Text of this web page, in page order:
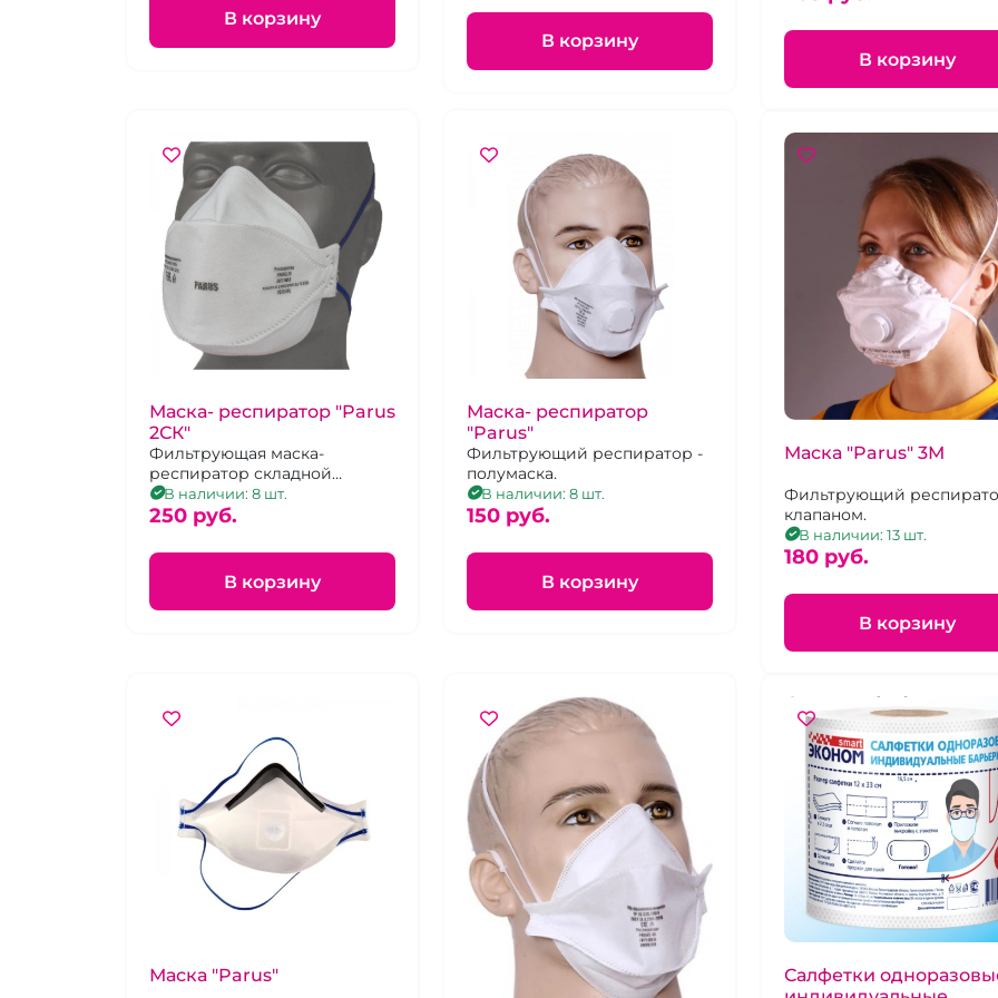
В корзину
В корзину
В корзину
Маска- респиратор "Parus
2СК"
Фильтрующая маска-
респиратор складной
конструкции, с клапаном.
Размер универсальный.
В наличии: 8 шт.
250 pуб.
В корзину
Маска- респиратор
"Parus"
Фильтрующий респиратор -
полумаска.
В наличии: 8 шт.
150 pуб.
В корзину
Маска "Parus" 3М
Фильтрующий
клапаном.
В наличии: 13 шт.
180 pуб.
В корзину
Маска "Parus"
Салфетки